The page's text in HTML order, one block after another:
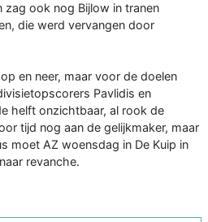
zag ook nog Bijlow in tranen
die werd vervangen door
en neer, maar voor de doelen
Pavlidis en
helft onzichtbaar, al rook de
tijd nog aan de gelijkmaker, maar
moet AZ woensdag in De Kuip in
revanche.